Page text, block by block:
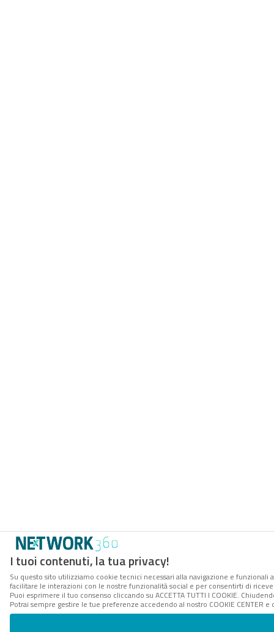
I tuoi contenuti, la tua privacy!
Su questo sito utilizziamo cookie tecnici necessari alla navigazione e
facilitare le interazioni con le nostre funzionalità social e per consentirti di
Puoi esprimere il tuo consenso cliccando su ACCETTA TUTTI I COOKIE.
Potrai sempre gestire le tue preferenze accedendo al nostro COOKIE